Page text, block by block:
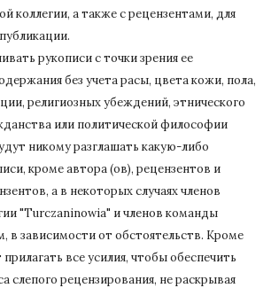
коллегии, а также с рецензентами, для
рукописи с точки зрения ее
без учета расы, цвета кожи, пола,
религиозных убеждений, этнического
или политической философии
никому разглашать какую-либо
кроме автора (ов), рецензентов и
а в некоторых случаях членов
"Turczaninowia" и членов команды
в зависимости от обстоятельств. Кроме
все усилия, чтобы обеспечить
слепого рецензирования, не раскрывая